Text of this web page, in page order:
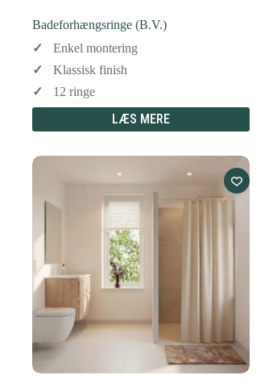
Badeforhængsringe (B.V.)
Enkel montering
Klassisk finish
12 ringe
LÆS MERE